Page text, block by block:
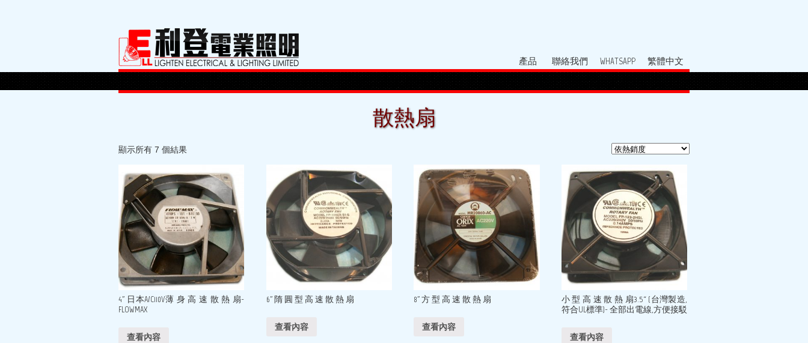
產品 聯絡我們 WHATSAPP 繁體中文
散熱扇
顯示所有 7 個結果
4” 日本A/C110V薄 身 高 速 散 熱 扇-
FLOWMAX
查看內容
6” 隋 圓 型 高 速 散 熱 扇
查看內容
8” 方 型 高 速 散 熱 扇
查看內容
小 型 高 速 散 熱 扇3.5“ (台灣製造,
符合UL標準)- 全部出電線,方便接駁
查看內容